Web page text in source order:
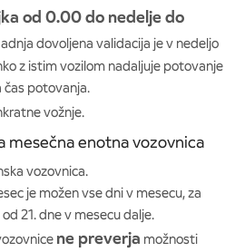
od 0.00 do nedelje do
dovoljena validacija je v nedeljo
z istim vozilom nadaljuje potovanje
čas potovanja.
vožnje.
mesečna enotna vozovnica
vozovnica.
je možen vse dni v mesecu, za
21. dne v mesecu dalje.
ne preverja možnosti